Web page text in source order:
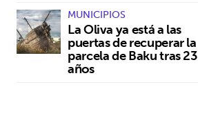
MUNICIPIOS
La Oliva ya está a las
puertas de recuperar la
parcela de Baku tras 23
años